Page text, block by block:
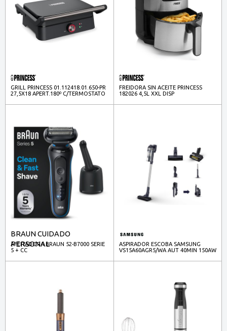
GRILL PRINCESS 01.112418.01.650-PR
27,5X18 APERT.180º C/TERMOSTATO
FREIDORA SIN ACEITE PRINCESS
182026 4,5L XXL DISP
BRAUN CUIDADO
PERSONAL
AFEITADORA BRAUN 52-B7000 SERIE
5 + CC
ASPIRADOR ESCOBA SAMSUNG
VS15A60AGR5/WA AUT 40MIN 150AW